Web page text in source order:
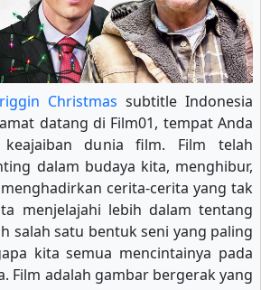
Christmas subtitle Indonesia
datang di Film01, tempat Anda
keajaiban dunia film. Film telah
dalam budaya kita, menghibur,
cerita-cerita yang tak
menjelajahi lebih dalam tentang
salah satu bentuk seni yang paling
kita semua mencintainya pada
Film adalah gambar bergerak yang